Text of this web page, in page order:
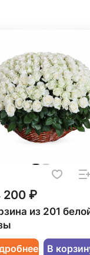
200 ₽
из 201
В